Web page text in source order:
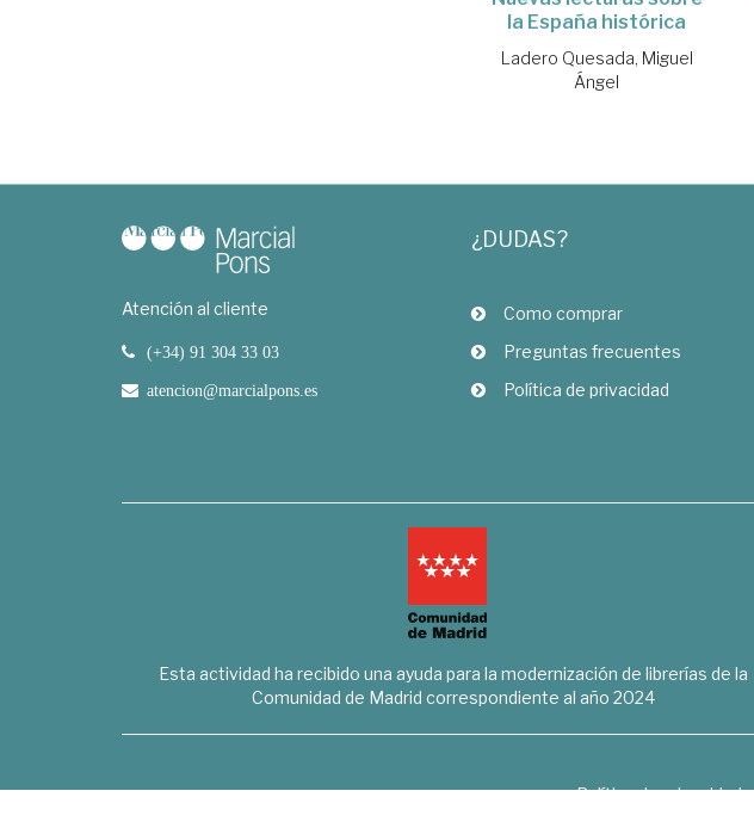
la España histórica
Ladero Quesada, Miguel
Ángel
Atención al cliente
(+34) 91 304 33 03
atencion@marcialpons.es
¿DUDAS?
Como comprar
Preguntas frecuentes
Política de privacidad
Esta actividad ha recibido una ayuda para la modernización de librerías de la
Comunidad de Madrid correspondiente al año 2024
Política de privacidad